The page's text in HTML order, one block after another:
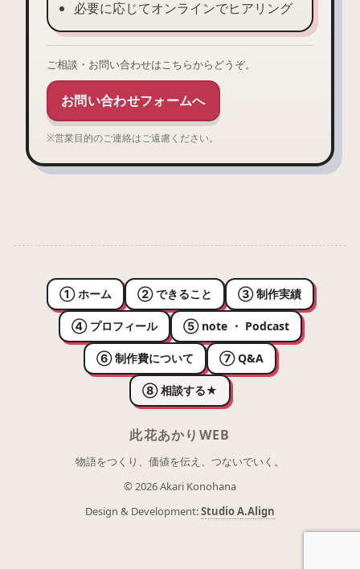
必要に応じてオンラインでヒアリング
ご相談・お問い合わせはこちらからどうぞ。
お問い合わせフォームへ
※営業目的のご連絡はご遠慮ください。
① ホーム ② できること ③ 制作実績
④ プロフィール ⑤ note ・ Podcast
⑥ 制作費について ⑦ Q&A
⑧ 相談する★
此花あかりWEB
物語をつくり、価値を伝え、つないでいく。
© 2026 Akari Konohana
Design & Development:Studio A.Align